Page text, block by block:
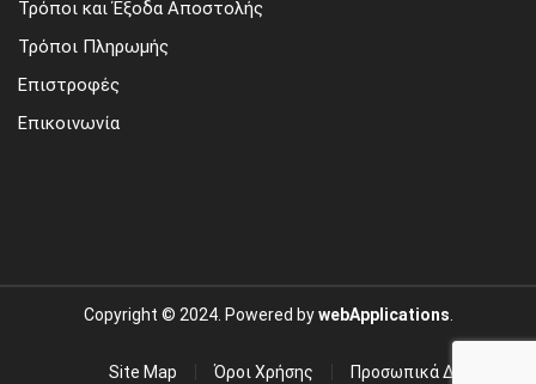
Τρόποι και Έξοδα Αποστολής
Τρόποι Πληρωμής
Επιστροφές
Επικοινωνία
Copyright © 2024. Powered bywebApplications
Site Map Όροι Χρήσης Προσωπικά Δεδομένα